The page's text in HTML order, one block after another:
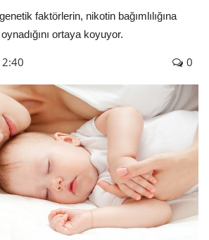
faktörlerin, nikotin bağımlılığına
ortaya koyuyor.
0